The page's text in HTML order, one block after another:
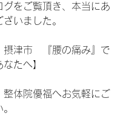
グをご覧頂き、本当にあ
いました。
摂津市　『腰の痛み』で
たへ】
整体院優福へお気軽にご